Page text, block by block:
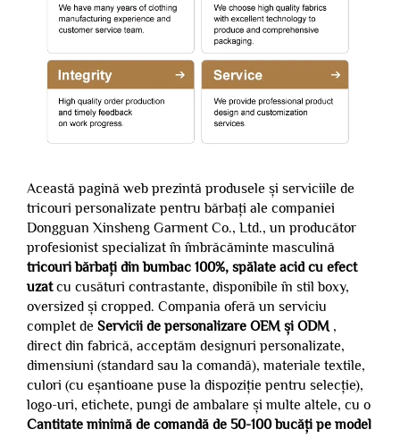
Această pagină web prezintă produsele și serviciile de
tricouri personalizate pentru bărbați ale companiei
Dongguan Xinsheng Garment Co., Ltd., un producător
profesionist specializat în îmbrăcăminte masculină
tricouri bărbați din bumbac 100%, spălate acid cu efect
uzatcu cusături contrastante, disponibile în stil boxy,
oversized și cropped. Compania oferă un serviciu
complet de Servicii de personalizare OEM și ODM ,
direct din fabrică, acceptăm designuri personalizate,
dimensiuni (standard sau la comandă), materiale textile,
culori (cu eșantioane puse la dispoziție pentru selecție),
logo-uri, etichete, pungi de ambalare și multe altele, cu o
Cantitate minimă de comandă de 50-100 bucăți pe model